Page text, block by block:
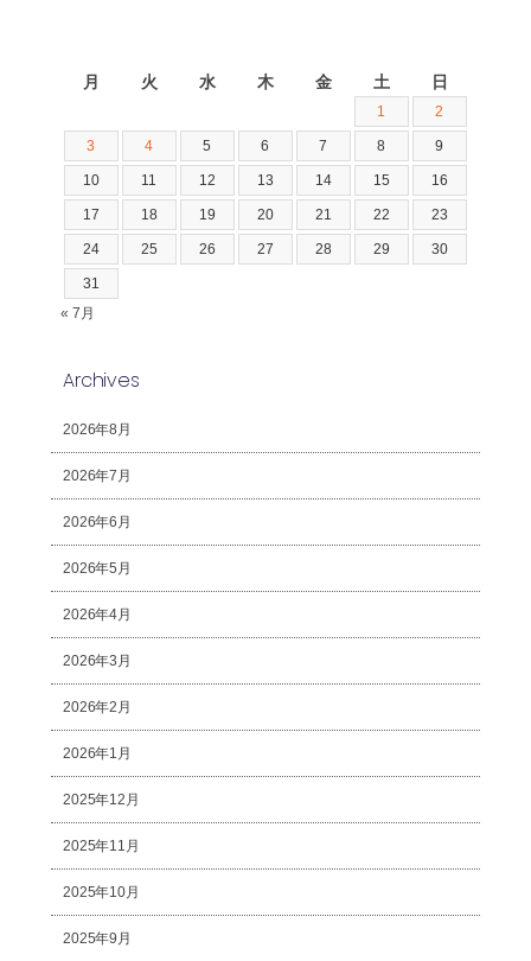
月 火 水 木 金 土 日
1 2
3 4 5 6 7 8 9
10 11 12 13 14 15 16
17 18 19 20 21 22 23
24 25 26 27 28 29 30
31
« 7月
Archives
2026年8月
2026年7月
2026年6月
2026年5月
2026年4月
2026年3月
2026年2月
2026年1月
2025年12月
2025年11月
2025年10月
2025年9月